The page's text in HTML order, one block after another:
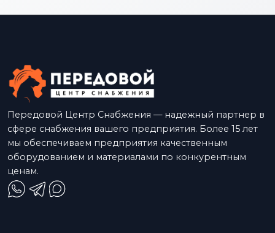
Передовой Центр Снабжения — надежный партнер в
сфере снабжения вашего предприятия. Более 15 лет
мы обеспечиваем предприятия качественным
оборудованием и материалами по конкурентным
ценам.